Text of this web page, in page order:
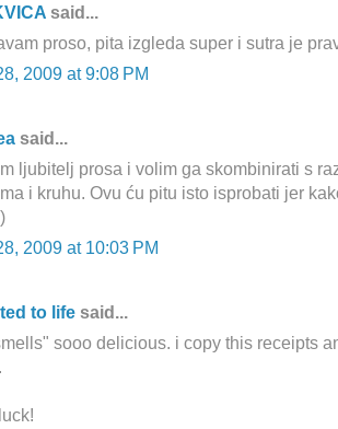
said...
proso, pita izgleda super i sutra je
2009 at 9:08 PM
said...
ljubitelj prosa i volim ga skombinirati s
i kruhu. Ovu ću pitu isto isprobati jer
2009 at 10:03 PM
to life said...
sooo delicious. i copy this receipts